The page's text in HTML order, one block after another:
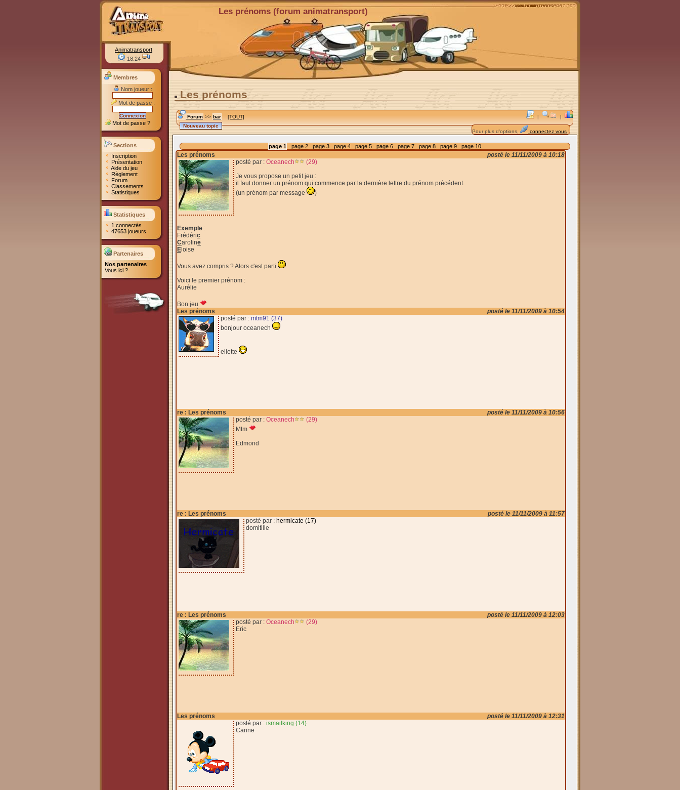
Les prénoms (forum animatransport)
Animatransport
18:24
Membres
Nom joueur :
Mot de passe :
Mot de passe ?
Sections
Inscription
Présentation
Aide du jeu
Règlement
Forum
Classements
Statistiques
Statistiques
1 connectés
47653 joueurs
Partenaires
Nos partenaires
Vous ici ?
Les prénoms
| |
Forum>> bar [TOUT]
Pour plus d'options, connectez vous!
page 1 page 2 page 3 page 4 page 5 page 6 page 7 page 8 page 9 page 10
Les prénoms
posté le 11/11/2009 à 10:18
posté par : Oceanech
(29)
Je vous propose un petit jeu :
il faut donner un prénom qui commence par la dernière lettre du prénom précédent.
(un prénom par message
)
Exemple :
Frédéric
Caroline
E loise
Vous avez compris ? Alors c'est parti
Voici le premier prénom :
Aurélie
Bon jeu
Les prénoms
posté le 11/11/2009 à 10:54
posté par : mtm91 (37)
bonjour oceanech
eliette
re : Les prénoms
posté le 11/11/2009 à 10:56
posté par : Oceanech
(29)
Mtm
Edmond
re : Les prénoms
posté le 11/11/2009 à 11:57
posté par : hermicate (17)
domitille
re : Les prénoms
posté le 11/11/2009 à 12:03
posté par : Oceanech
(29)
Eric
Les prénoms
posté le 11/11/2009 à 12:31
posté par : ismailking (14)
Carine